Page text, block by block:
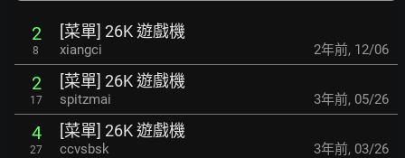
2
8
[菜單] 26K 遊戲機
xiangci 2年前, 12/06
2
17
[菜單] 26K 遊戲機
spitzmai 3年前, 05/26
4
27
[菜單] 26K 遊戲機
ccvsbsk 3年前, 03/26